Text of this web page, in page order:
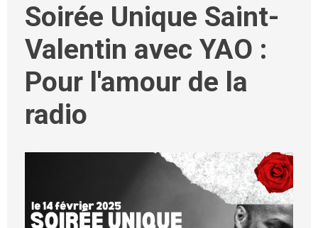
Soirée Unique Saint-
Valentin avec YAO :
Pour l'amour de la
radio